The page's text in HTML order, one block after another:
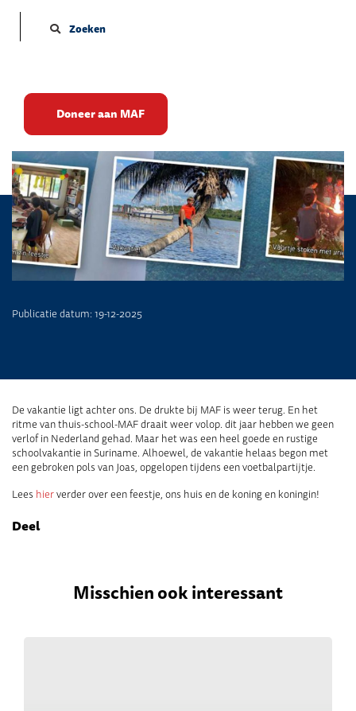
Zoeken
Doneer aan MAFThuis
Publicatie datum: 19-12-2025
De vakantie ligt achter ons. De drukte bij MAF is weer terug. En het
ritme van thuis-school-MAF draait weer volop. dit jaar hebben we geen
verlof in Nederland gehad. Maar het was een heel goede en rustige
schoolvakantie in Suriname. Alhoewel, de vakantie helaas begon met
een gebroken pols van Joas, opgelopen tijdens een voetbalpartijtje.
Lees hierverder over een feestje, ons huis en de koning en koningin!
Deel
Misschien ook interessant